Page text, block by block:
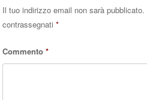
Il tuo indirizzo email non sarà pubblicato.
contrassegnati*
Commento*